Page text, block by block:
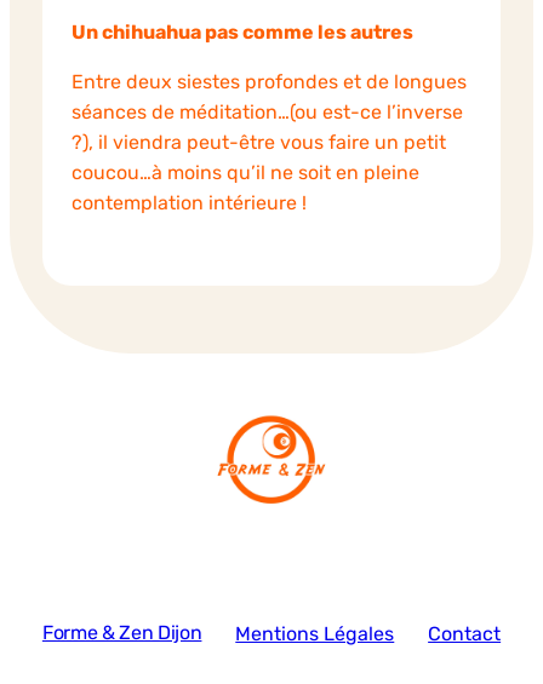
Un chihuahua pas comme les autres
Entre deux siestes profondes et de longues
séances de méditation…(ou est-ce l’inverse
?), il viendra peut-être vous faire un petit
coucou…à moins qu’il ne soit en pleine
contemplation intérieure !
Forme & Zen Dijon Mentions Légales Contact